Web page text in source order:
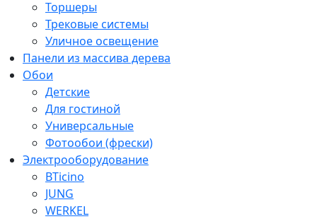
Торшеры
Трековые системы
Уличное освещение
Панели из массива дерева
Обои
Детские
Для гостиной
Универсальные
Фотообои (фрески)
Электрооборудование
BTicino
JUNG
WERKEL